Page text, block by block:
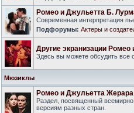
Ромео и Джульетта Б.
Современная интерпретация
Подфорумы: Актеры и
Другие экранизации
Здесь вы можете обсудить все
Мюзиклы
Ромео и Джульетта Жерара
Раздел, посвященный
версиям разных стран.